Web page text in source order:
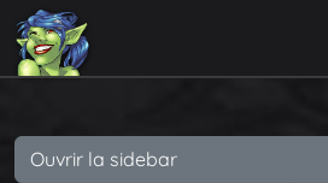
Ouvrir la sidebar